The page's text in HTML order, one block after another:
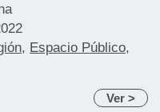
, Espacio Público,
Ver >